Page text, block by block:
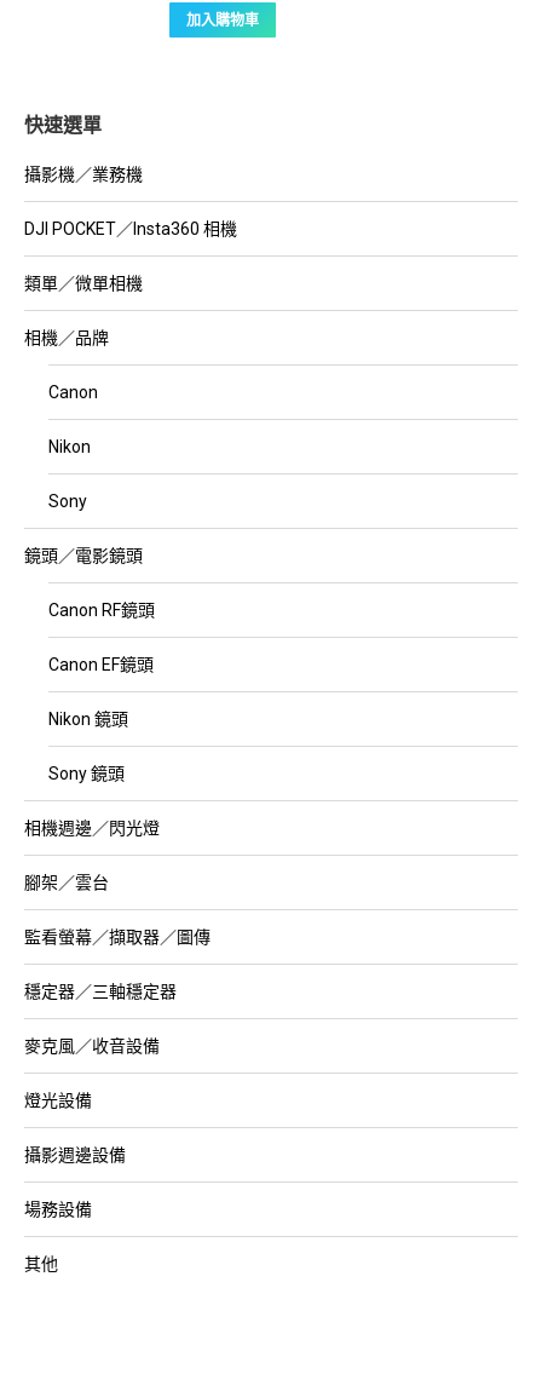
加入購物車
快速選單
攝影機／業務機
DJI POCKET／Insta360 相機
類單／微單相機
相機／品牌
Canon
Nikon
Sony
鏡頭／電影鏡頭
Canon RF鏡頭
Canon EF鏡頭
Nikon 鏡頭
Sony 鏡頭
相機週邊／閃光燈
腳架／雲台
監看螢幕／擷取器／圖傳
穩定器／三軸穩定器
麥克風／收音設備
燈光設備
攝影週邊設備
場務設備
其他